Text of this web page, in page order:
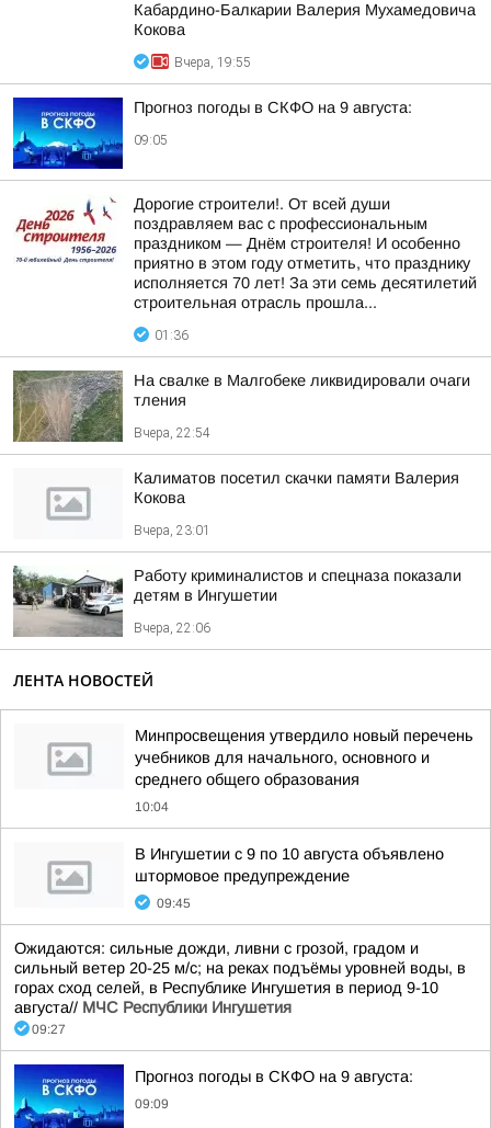
Кабардино-Балкарии Валерия Мухамедовича
Кокова
Вчера, 19:55
Прогноз погоды в СКФО на 9 августа:
09:05
Дорогие строители!. От всей души
поздравляем вас с профессиональным
праздником — Днём строителя! И особенно
приятно в этом году отметить, что празднику
исполняется 70 лет! За эти семь десятилетий
строительная отрасль прошла...
01:36
На свалке в Малгобеке ликвидировали очаги
тления
Вчера, 22:54
Калиматов посетил скачки памяти Валерия
Кокова
Вчера, 23:01
Работу криминалистов и спецназа показали
детям в Ингушетии
Вчера, 22:06
ЛЕНТА НОВОСТЕЙ
Минпросвещения утвердило новый перечень
учебников для начального, основного и
среднего общего образования
10:04
В Ингушетии с 9 по 10 августа объявлено
штормовое предупреждение
09:45
Ожидаются: сильные дожди, ливни с грозой, градом и
сильный ветер 20-25 м/с; на реках подъёмы уровней воды, в
горах сход селей, в Республике Ингушетия в период 9-10
августа// МЧС Республики Ингушетия
09:27
Прогноз погоды в СКФО на 9 августа:
09:09